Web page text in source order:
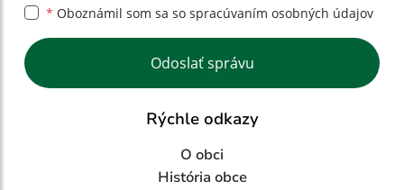
* Oboznámil som sa so spracúvaním osobných údajov
Google reCaptcha Response
Odoslať správu
Rýchle odkazy
O obci
História obce